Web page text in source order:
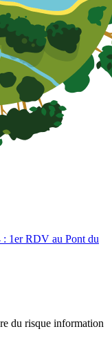
: 1er RDV au Pont du
du risque information